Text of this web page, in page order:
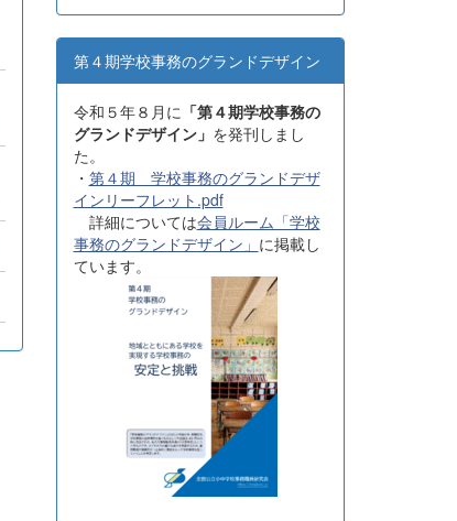
第４期学校事務のグランドデザイン
令和５年８月に 「第４期学校事務の
グランドデザイン」 を発刊しまし
た。
・ 第４期 学校事務のグランドデザ
インリーフレット.pdf
詳細については会員ルーム「学校
事務のグランドデザイン」 に掲載し
ています。